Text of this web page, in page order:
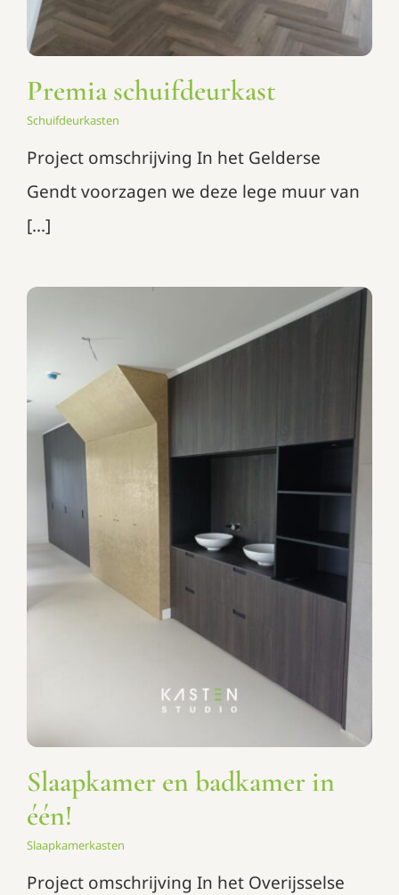
Premia schuifdeurkast
Schuifdeurkasten
Project omschrijving In het Gelderse
Gendt voorzagen we deze lege muur van
[...]
Slaapkamer en badkamer in
Slaapkamerkasten
Slaapkamer en badkamer in
één!
Slaapkamerkasten
Project omschrijving In het Overijsselse